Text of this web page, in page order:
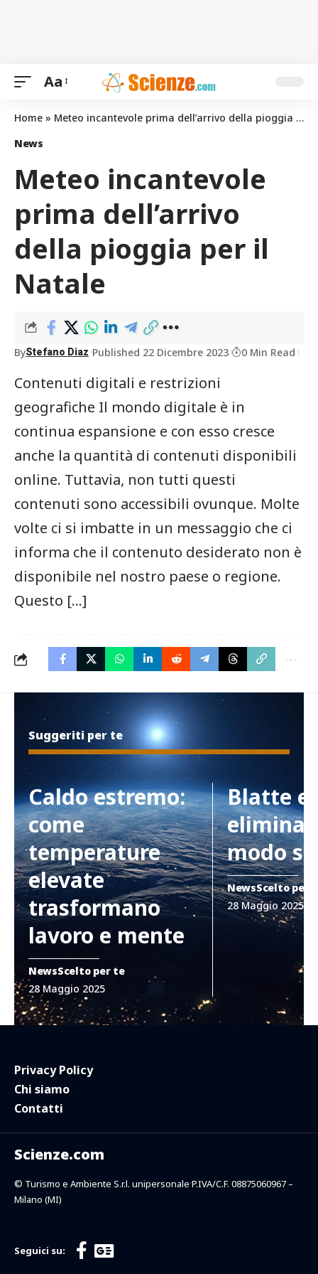
Aa
Home » Meteo incantevole prima dell’arrivo della pioggia per il Natale
News
Meteo incantevole
prima dell’arrivo
della pioggia per il
Natale
ByStefano Diaz Published 22 Dicembre 2023 0 Min Read
Contenuti digitali e restrizioni
geografiche Il mondo digitale è in
continua espansione e con esso cresce
anche la quantità di contenuti disponibili
online. Tuttavia, non tutti questi
contenuti sono accessibili ovunque. Molte
volte ci si imbatte in un messaggio che ci
informa che il contenuto desiderato non è
disponibile nel nostro paese o regione.
Questo […]
Suggeriti per te
Caldo estremo:
come
temperature
elevate
trasformano
lavoro e mente
NewsScelto per te
28 Maggio 2025
Blatte e
modo
NewsScelto per
28 Maggio 2025
Seguici su:
Scienze.com
© Turismo e Ambiente S.r.l. unipersonale P.IVA/C.F. 08875060967 –
Milano (MI)
Privacy Policy
Chi siamo
Contatti